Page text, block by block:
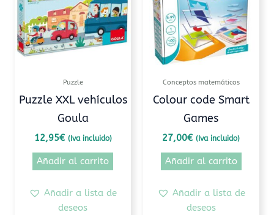
Puzzle
Puzzle XXL vehículos
Goula
12,95€ (Iva incluido)
Añadir al carrito
Añadir a lista de
deseos
Conceptos matemáticos
Colour code Smart
Games
27,00€ (Iva incluido)
Añadir al carrito
Añadir a lista de
deseos